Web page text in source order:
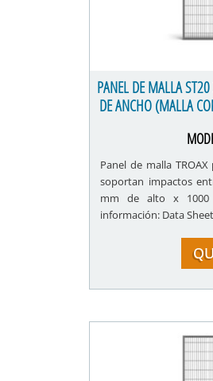
PANEL DE MALLA
DE ANCHO (MALLA
Panel de malla
soportan impactos
mm de alto x 1000
información: Data